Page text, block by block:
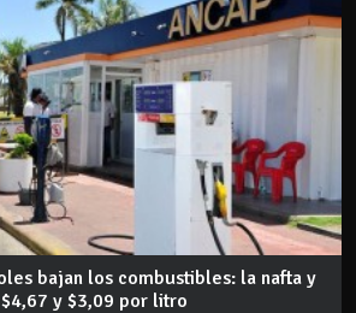
bajan los combustibles: la nafta y
y $3,09 por litro